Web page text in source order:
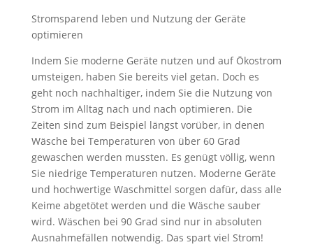
Stromsparend leben und Nutzung der Geräte
optimieren
Indem Sie moderne Geräte nutzen und auf Ökostrom
umsteigen, haben Sie bereits viel getan. Doch es
geht noch nachhaltiger, indem Sie die Nutzung von
Strom im Alltag nach und nach optimieren. Die
Zeiten sind zum Beispiel längst vorüber, in denen
Wäsche bei Temperaturen von über 60 Grad
gewaschen werden mussten. Es genügt völlig, wenn
Sie niedrige Temperaturen nutzen. Moderne Geräte
und hochwertige Waschmittel sorgen dafür, dass alle
Keime abgetötet werden und die Wäsche sauber
wird. Wäschen bei 90 Grad sind nur in absoluten
Ausnahmefällen notwendig. Das spart viel Strom!